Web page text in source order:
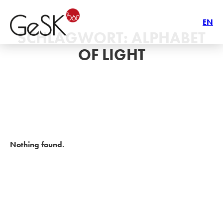
EN
SCHLAGWORT:
OF LIGHT
Nothing found.